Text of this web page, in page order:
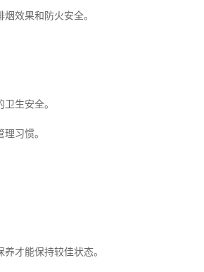
效果和防火安全。
生安全。
习惯。
才能保持较佳状态。